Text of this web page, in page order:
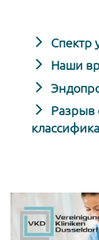
Спектр
Наши
Разрыв